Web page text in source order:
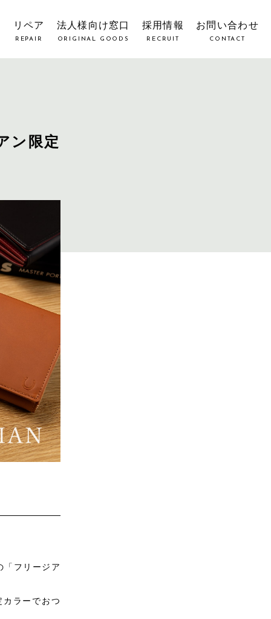
リペア
REPAIR
法人様向け窓口
ORIGINAL GOODS
採用情報
RECRUIT
お問い合わせ
CONTACT
ン限定
「フリージア
ラーでおつ